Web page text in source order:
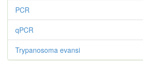
PCR
qPCR
Trypanosoma evansi